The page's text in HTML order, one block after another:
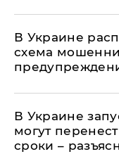
В Украине
схема
В Украине
могут
сроки –